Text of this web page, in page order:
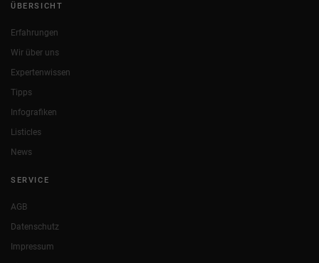
ÜBERSICHT
Erfahrungen
Wir über uns
Expertenwissen
Tipps
Infografiken
Listicles
News
SERVICE
AGB
Datenschutz
Impressum